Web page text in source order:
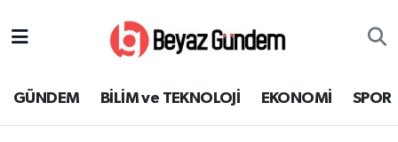
GÜNDEM BİLİM ve TEKNOLOJİ EKONOMİ SPOR